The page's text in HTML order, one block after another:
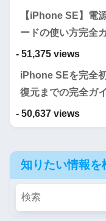
【iPhone SE】電
ードの使い方完全
- 51,375 views
iPhone SEを完全
復元までの完全ガ
- 50,637 views
知りたい情報を